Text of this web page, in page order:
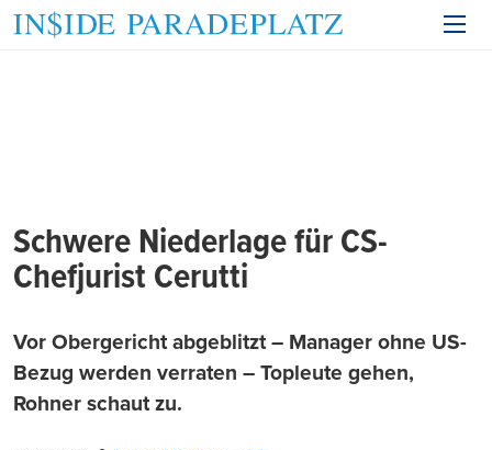
Schwere Niederlage für CS-
Chefjurist Cerutti
Vor Obergericht abgeblitzt – Manager ohne US-
Bezug werden verraten – Topleute gehen,
Rohner schaut zu.